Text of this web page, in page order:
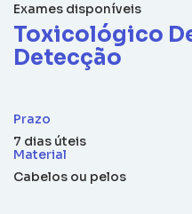
Exames disponíveis
Toxicológico
Detecção
Prazo
7 dias úteis
Material
Cabelos ou pelos